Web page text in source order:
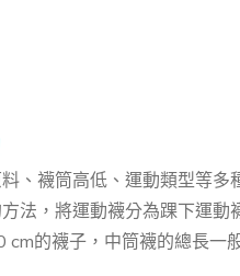
、襪筒高低、運動類型等
法，將運動襪分為踝下運
cm的襪子，中筒襪的總長一